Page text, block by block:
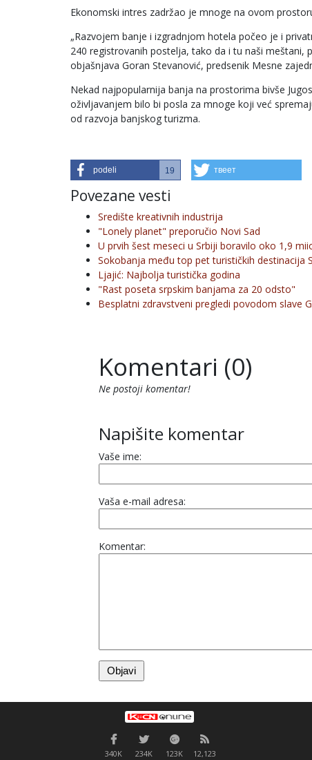
Ekonomski intres zadržao je mnoge na ovom
„Razvojem banje i izgradnjom hotela počeo je i
240 registrovanih postelja, tako da i tu naši
objašnjava Goran Stevanović, predsenik Mesne
Nekad najpopularnija banja na prostorima bivše
oživljavanjem bilo bi posla za mnoge koji već
od razvoja banjskog turizma.
podeli 19 твеет
Povezane vesti
Središte kreativnih industrija
"Lonely planet" preporučio Novi Sad
U prvih šest meseci u Srbiji boravilo oko 1,9
Sokobanja među top pet turističkih destinacija
Ljajić: Najbolja turistička godina
"Rast poseta srpskim banjama za 20 odsto"
Besplatni zdravstveni pregledi povodom slave
Komentari (0)
Ne postoji komentar!
Napišite komentar
Vaše ime:
Vaša e-mail adresa:
Komentar:
340K 234K 123K 12,123